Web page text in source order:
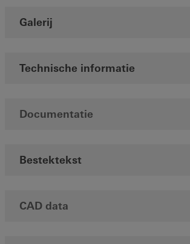
Galerij
Technische informatie
Documentatie
Bestektekst
CAD data